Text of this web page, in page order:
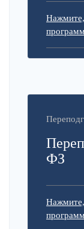
Нажмите,
ФЗ
Нажмите,